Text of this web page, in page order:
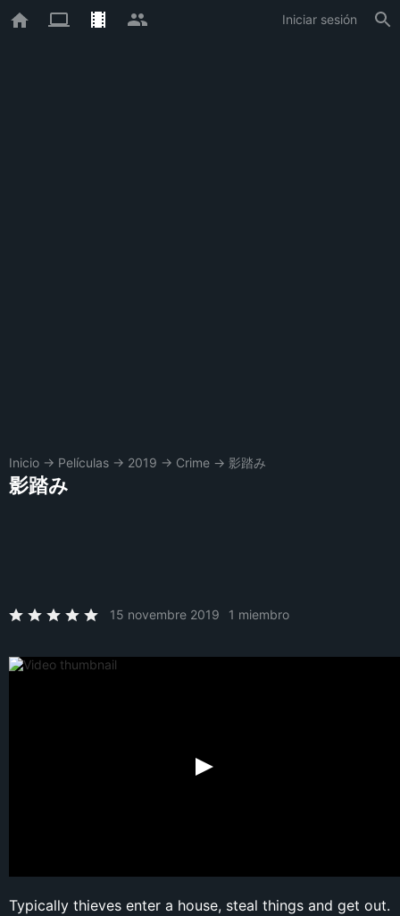
Iniciar sesión
Inicio → Películas → 2019 → Crime → 影踏み
影踏み
15 novembre 2019 1 miembro
Typically thieves enter a house, steal things and get out.